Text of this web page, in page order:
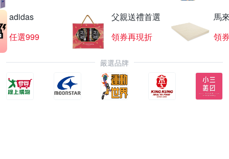
adidas
任選999
父親送禮首選
領券再現折
馬
領
嚴選品牌